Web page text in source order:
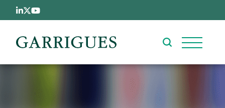
Pasar al contenido principal